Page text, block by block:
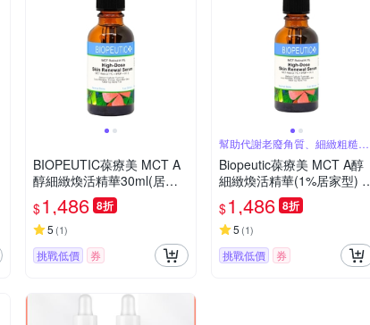
BIOPEUTIC葆療美 MCT A
醇細緻煥活精華30ml(居家
型)
$1,486 8折
5 (1)
挑戰低價 券
幫助代謝老廢角質、細緻粗糙老
皮
Biopeutic葆療美 MCT A醇
細緻煥活精華(1%居家型) 3
0ml
$1,486 8折
5 (1)
挑戰低價 券